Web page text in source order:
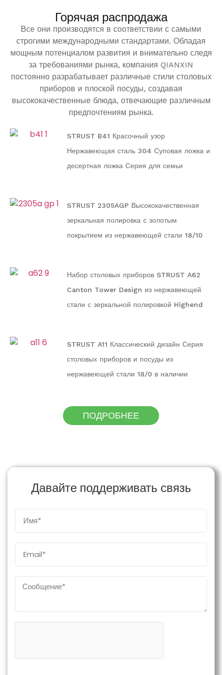
Горячая распродажа
Все они производятся в соответствии с самыми
строгими международными стандартами. Обладая
мощным потенциалом развития и внимательно следя
за требованиями рынка, компания QIANXIN
постоянно разрабатывает различные стили столовых
приборов и плоской посуды, создавая
высококачественные блюда, отвечающие различным
предпочтениям рынка.
STRUST B41 Красочный узор
Нержавеющая сталь 304 Суповая ложка и
десертная ложка Серия для семьи
STRUST 2305AGP Высококачественная
зеркальная полировка с золотым
покрытием из нержавеющей стали 18/10
Набор столовых приборов STRUST A62
Canton Tower Design из нержавеющей
стали с зеркальной полировкой Highend
STRUST A11 Классический дизайн Серия
столовых приборов и посуды из
нержавеющей стали 18/0 в наличии
ПОДРОБНЕЕ
Давайте поддерживать связь